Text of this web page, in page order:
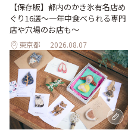
【保存版】都内のかき氷有名店め
ぐり16選～一年中食べられる専門
店や穴場のお店も～
東京都 2026.08.07